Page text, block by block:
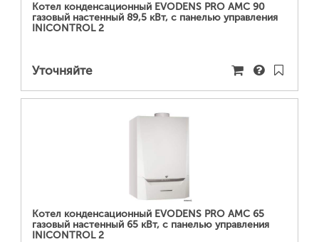
Котел конденсационный EVODENS PRO AMC 90
газовый настенный 89,5 кВт, c панелью управления
INICONTROL 2
Уточняйте
Котел конденсационный EVODENS PRO AMC 65
газовый настенный 65 кВт, c панелью управления
INICONTROL 2